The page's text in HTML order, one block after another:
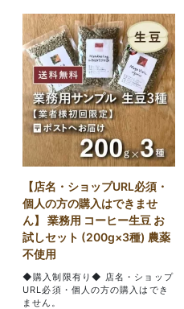
【店名・ショップURL必須・
個人の方の購入はできませ
ん】 業務用 コーヒー生豆 お
試しセット (200g×3種) 農薬
不使用
◆購入制限有り◆ 店名・ショップ
URL必須・個人の方の購入はでき
ません。